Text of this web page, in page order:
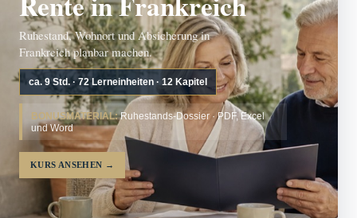
Ruhestand, Wohnort und Absicherung in
Frankreich planbar machen.
ca. 9 Std. · 72 Lerneinheiten · 12 Kapitel
BONUSMATERIAL:Ruhestands-Dossier · PDF, Excel
und Word
KURS ANSEHEN →